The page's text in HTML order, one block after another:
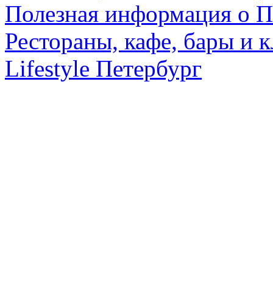
Полезная информация о
Рестораны, кафе, бары и
Lifestyle Петербург